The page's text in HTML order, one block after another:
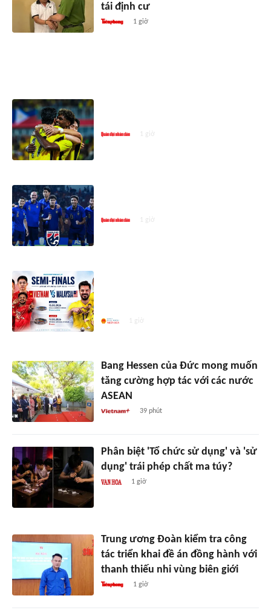
tái định cư
1 giờ
1 giờ
1 giờ
1 giờ
Bang Hessen của Đức mong muốn
tăng cường hợp tác với các nước
ASEAN
39 phút
Phân biệt 'Tổ chức sử dụng' và 'sử
dụng' trái phép chất ma túy?
1 giờ
Trung ương Đoàn kiểm tra công
tác triển khai đề án đồng hành với
thanh thiếu nhi vùng biên giới
1 giờ